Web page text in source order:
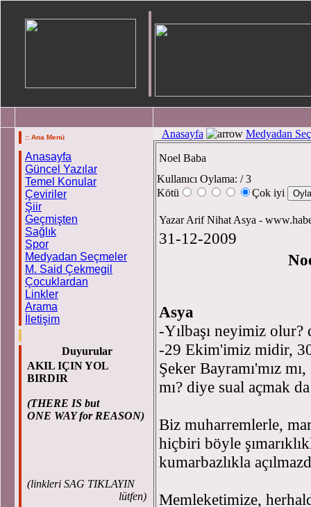
:: Ana Menü
Anasayfa
Güncel Yazılar
Temel Konular
Çeviriler
Şiir
Geçmişten
Sağlık
Spor
Medyadan Seçmeler
M. Said Çekmegil
Çocuklardan
Linkler
Arama
İletişim
Duyurular
AKIL IÇIN YOL
BIRDIR
(THERE IS but
ONE WAY for REASON)
(linkleri SAG TIKLAYIN
lütfen)
Anasayfa Medyadan
Noel Baba
Kullanıcı Oylama: / 3
Kötü
Çok iyi
Yazar Arif Nihat Asya -
31-12-2009
Noel
Asya
-Yılbaşı neyimiz
-29 Ekim'imiz midir,
Şeker Bayramı'mız
mı? diye sual açmak
Biz muharremlerle,
hiçbiri böyle
kumarbazlıkla
Memleketimize,